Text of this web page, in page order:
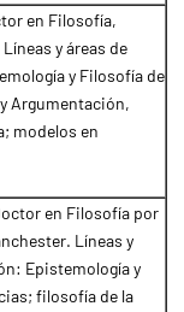
en Filosofía,
y áreas de
y Filosofía de
Argumentación,
modelos en
en Filosofía por
Líneas y
Epistemología y
filosofía de la